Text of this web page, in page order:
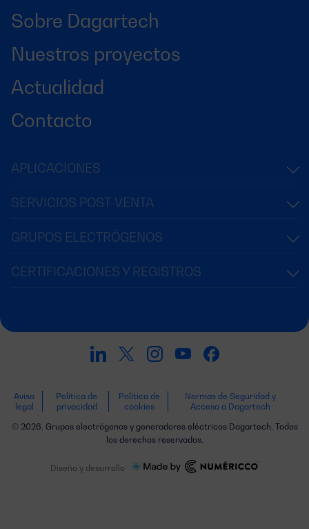
Sobre Dagartech
Nuestros proyectos
Actualidad
Contacto
APLICACIONES
SERVICIOS POST-VENTA
GRUPOS ELECTRÓGENOS
CERTIFICACIONES Y REGISTROS
Aviso
legal
Política de
privacidad
Política de
cookies
Normas de Seguridad y
Acceso a Dagartech
© 2026. Grupos electrógenos y generadores eléctricos Dagartech. Todos
los derechos reservados.
Diseño y desarrollo